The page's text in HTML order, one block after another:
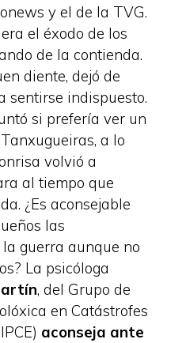
y el de la TVG.
el éxodo de los
de la contienda.
diente, dejó de
sentirse indispuesto.
si prefería ver un
a lo
volvió a
al tiempo que
¿Es aconsejable
las
guerra aunque no
La psicóloga
, del Grupo de
en Catástrofes
aconseja ante